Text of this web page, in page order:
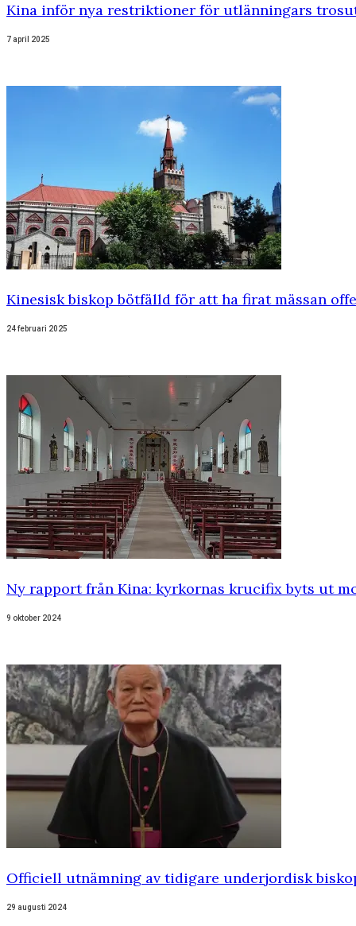
Kina inför nya restriktioner för utlänningars
7 april 2025
Kinesisk biskop bötfälld för att ha firat mässan
24 februari 2025
Ny rapport från Kina: kyrkornas krucifix byts ut
9 oktober 2024
Officiell utnämning av tidigare underjordisk
29 augusti 2024